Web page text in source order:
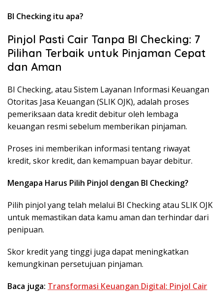
BI Checking itu apa?
Pinjol Pasti Cair Tanpa BI Checking: 7
Pilihan Terbaik untuk Pinjaman Cepat
dan Aman
BI Checking, atau Sistem Layanan Informasi Keuangan
Otoritas Jasa Keuangan (SLIK OJK), adalah proses
pemeriksaan data kredit debitur oleh lembaga
keuangan resmi sebelum memberikan pinjaman.
Proses ini memberikan informasi tentang riwayat
kredit, skor kredit, dan kemampuan bayar debitur.
Mengapa Harus Pilih Pinjol dengan BI Checking?
Pilih pinjol yang telah melalui BI Checking atau SLIK OJK
untuk memastikan data kamu aman dan terhindar dari
penipuan.
Skor kredit yang tinggi juga dapat meningkatkan
kemungkinan persetujuan pinjaman.
Baca juga: Transformasi Keuangan Digital: Pinjol Cair